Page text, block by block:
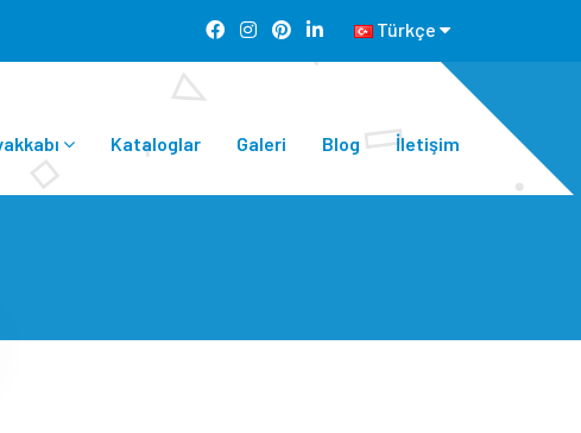
Türkçe
Kataloglar Galeri Blog İletişim